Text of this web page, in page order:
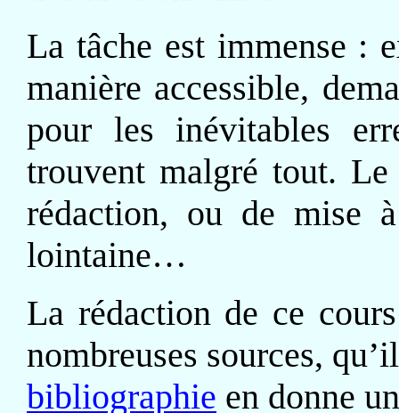
La tâche est immense :
manière accessible,
pour les inévitables
trouvent malgré tout.
rédaction, ou de mise
lointaine…
La rédaction de ce
nombreuses sources,
bibliographie en donne